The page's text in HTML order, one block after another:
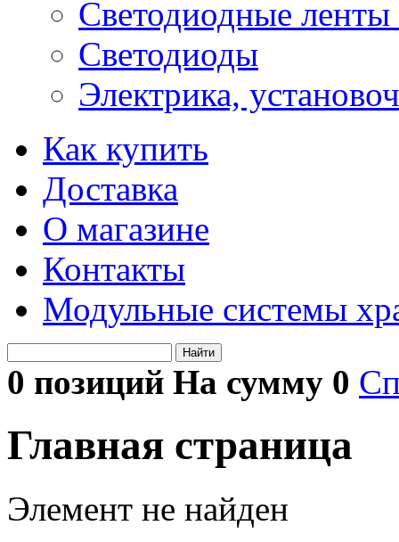
Светодиодные
Светодиоды
Электрика,
Как купить
Доставка
О магазине
Контакты
Модульные системы
Найти
0 позиций На сумму 0
Главная страница
Элемент не найден